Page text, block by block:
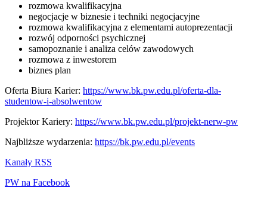
rozmowa kwalifikacyjna
negocjacje w biznesie i techniki negocjacyjne
rozmowa kwalifikacyjna z elementami autoprezentacji
rozwój odporności psychicznej
samopoznanie i analiza celów zawodowych
rozmowa z inwestorem
biznes plan
Oferta Biura Karier: https://www.bk.pw.edu.pl/oferta-dla-
studentow-i-absolwentow
Projektor Kariery: https://www.bk.pw.edu.pl/projekt-nerw-pw
Najbliższe wydarzenia: https://bk.pw.edu.pl/events
Kanały RSS
PW na Facebook